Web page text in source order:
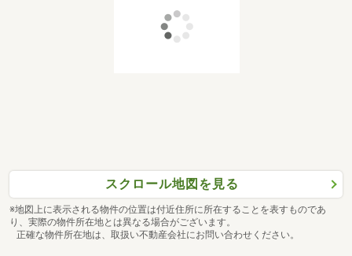
スクロール地図を見る
※地図上に表示される物件の位置は付近住所に所在することを表すものであ
り、実際の物件所在地とは異なる場合がございます。
正確な物件所在地は、取扱い不動産会社にお問い合わせください。